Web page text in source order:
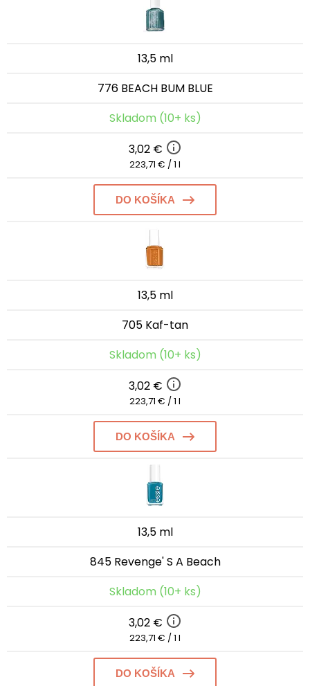
13,5 ml
776 BEACH BUM BLUE
Skladom (10+ ks)
3,02 €
223,71 € / 1 l
DO KOŠÍKA
13,5 ml
705 Kaf-tan
Skladom (10+ ks)
3,02 €
223,71 € / 1 l
DO KOŠÍKA
13,5 ml
845 Revenge' S A Beach
Skladom (10+ ks)
3,02 €
223,71 € / 1 l
DO KOŠÍKA